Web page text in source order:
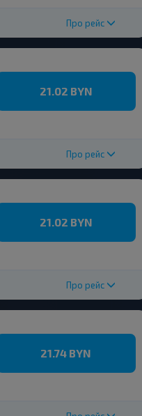
Про рейс
21.02 BYN
Про рейс
21.02 BYN
Про рейс
21.74 BYN